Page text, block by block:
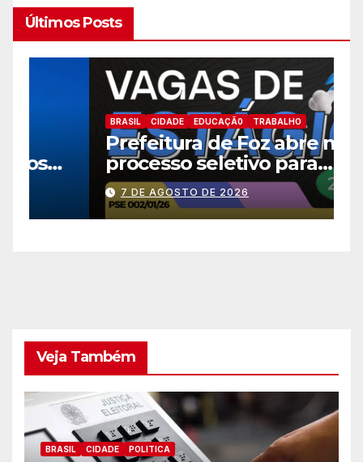
Últimos Posts
CIDADE EDUCAÇÃ0 TRABALHO
Prefeitura de Foz abre novo
processo seletivo para
estagiários
7 DE AGOSTO DE 2026
Veja Também
BRASIL CIDADE POLITICA